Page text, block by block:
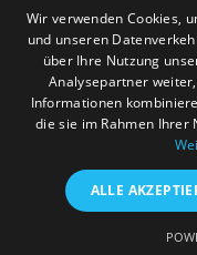
06. April 2025
Jazzvinyl.ch ist am
Schallplattenbörse im
Wir haben auch
viel Dolphy, Art Farmer
Feedback
Wir verwenden Cookies,
und unseren
über Ihre Nutzung
Analysepartner
Informationen
die sie im Rahmen Ihrer
ALLE